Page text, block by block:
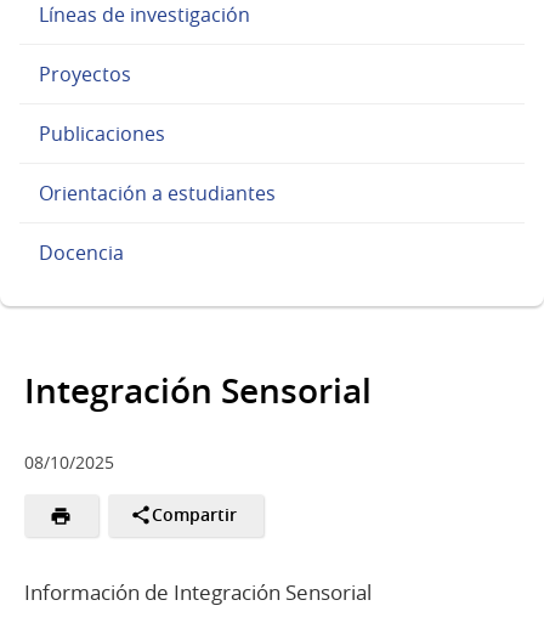
Líneas de investigación
Proyectos
Publicaciones
Orientación a estudiantes
Docencia
Integración Sensorial
08/10/2025
Compartir
Información de Integración Sensorial